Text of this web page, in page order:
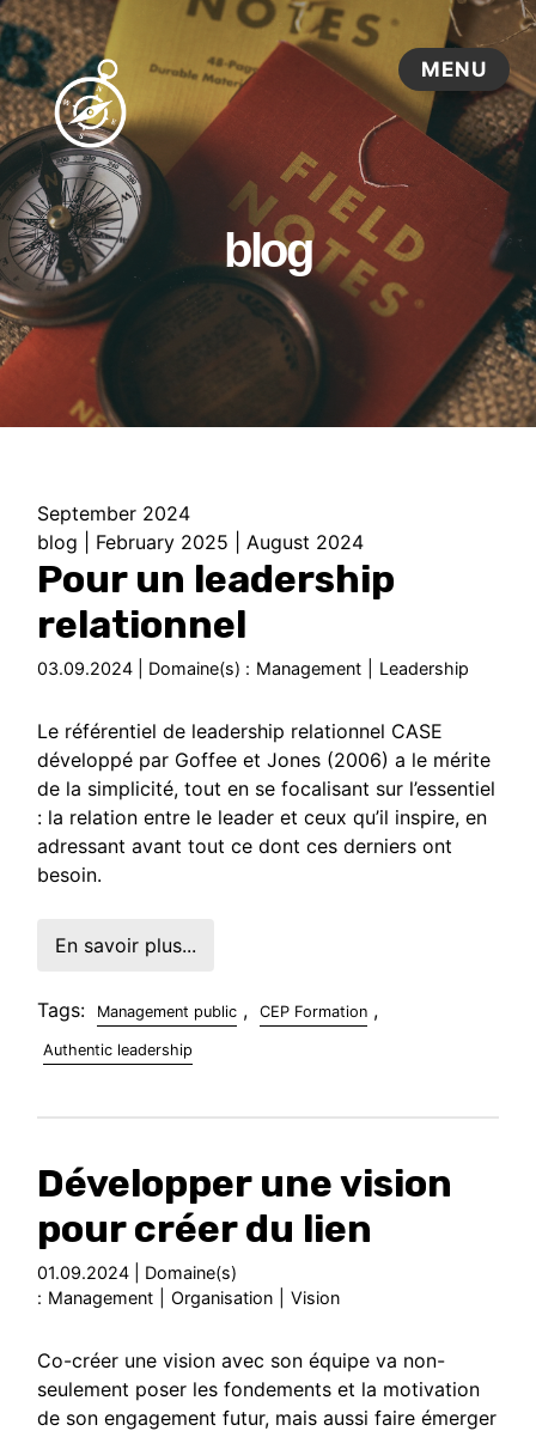
blog
September 2024
blog
February 2025 August 2024
Pour un leadership
relationnel
03.09.2024 | Domaine(s) : Management Leadership
Le référentiel de leadership relationnel CASE
développé par Goffee et Jones (2006) a le mérite
de la simplicité, tout en se focalisant sur l’essentiel
: la relation entre le leader et ceux qu’il inspire, en
adressant avant tout ce dont ces derniers ont
besoin.
En savoir plus...
Tags: Management public , CEP Formation ,
Authentic leadership
Développer une vision
pour créer du lien
01.09.2024 | Domaine(s)
: Management Organisation Vision
Co-créer une vision avec son équipe va non-
seulement poser les fondements et la motivation
de son engagement futur, mais aussi faire émerger